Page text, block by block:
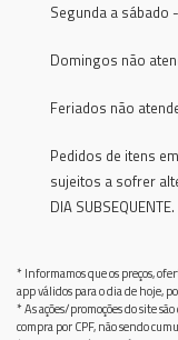
Segunda a sábado
Domingos não
Feriados não
Pedidos de itens
sujeitos a sofrer
DIA SUBSEQUENTE.
* Informamos que os preços,
app válidos para o dia de hoje,
* As ações/promoções do site
compra por CPF, não sendo